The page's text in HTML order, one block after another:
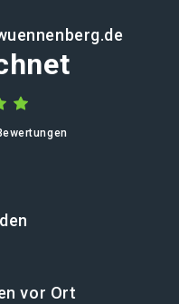
vor Ort